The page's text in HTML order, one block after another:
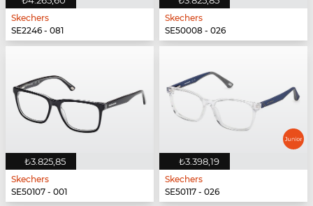
Skechers
SE2246 - 081
Skechers
SE50008 - 026
₺3.825,85
Skechers
SE50107 - 001
₺3.398,19
Skechers
SE50117 - 026